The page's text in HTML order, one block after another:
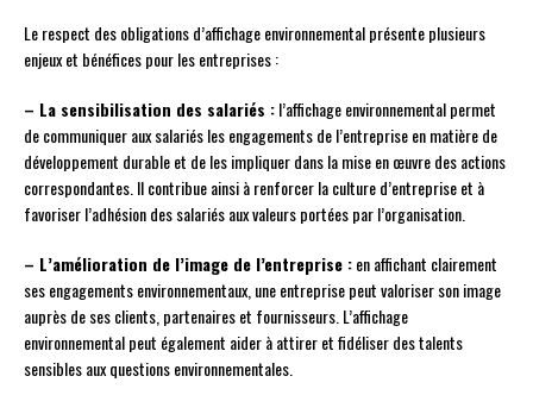
Le respect des obligations d’affichage environnemental présente plusieurs
enjeux et bénéfices pour les entreprises :
– La sensibilisation des salariés :l’affichage environnemental permet
de communiquer aux salariés les engagements de l’entreprise en matière de
développement durable et de les impliquer dans la mise en œuvre des actions
correspondantes. Il contribue ainsi à renforcer la culture d’entreprise et à
favoriser l’adhésion des salariés aux valeurs portées par l’organisation.
– L’amélioration de l’image de l’entreprise :en affichant clairement
ses engagements environnementaux, une entreprise peut valoriser son image
auprès de ses clients, partenaires et fournisseurs. L’affichage
environnemental peut également aider à attirer et fidéliser des talents
sensibles aux questions environnementales.